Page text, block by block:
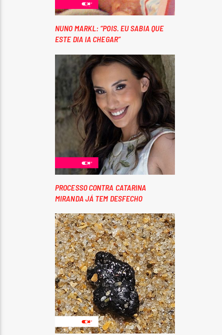
NUNO MARKL: “POIS. EU SABIA QUE
ESTE DIA IA CHEGAR”
PROCESSO CONTRA CATARINA
MIRANDA JÁ TEM DESFECHO